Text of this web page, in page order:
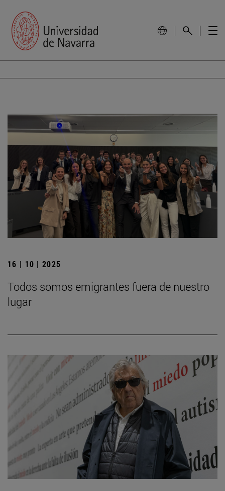
16 | 10 | 2025
Todos somos emigrantes fuera de nuestro
lugar